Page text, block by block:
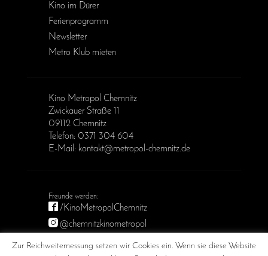
Kino im Dürer
Ferienprogramm
Newsletter
Metro Klub mieten
Kino Metropol Chemnitz
Zwickauer Straße 11
09112 Chemnitz
Telefon: 0371 304 604
E-Mail: kontakt@metropol-chemnitz.de
/KinoMetropolChemnitz
@chemnitzkinometropol
Zur Reichweitemessung setzen wir Cookies ein. Wenn sie diese Website